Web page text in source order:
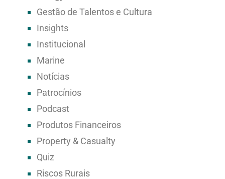
Gestão de Talentos e Cultura
Insights
Institucional
Marine
Notícias
Patrocínios
Podcast
Produtos Financeiros
Property & Casualty
Quiz
Riscos Rurais